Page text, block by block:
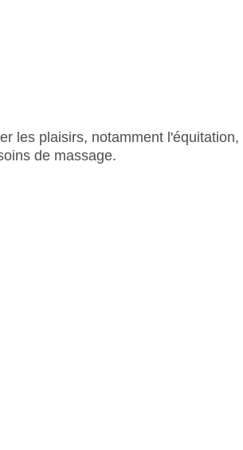
les plaisirs, notamment
de massage.